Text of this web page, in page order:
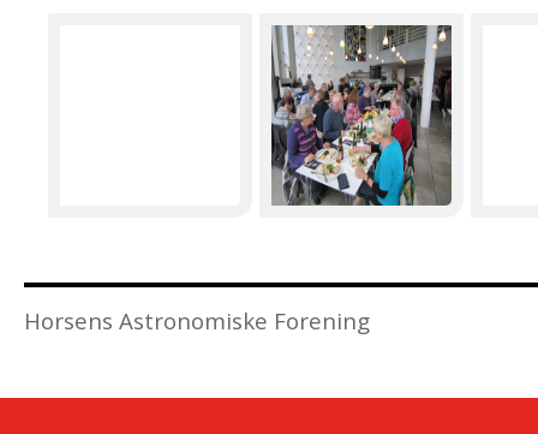
Horsens Astronomiske Forening